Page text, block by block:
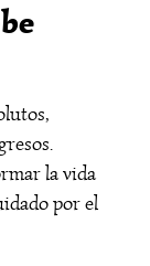
la vida
por el